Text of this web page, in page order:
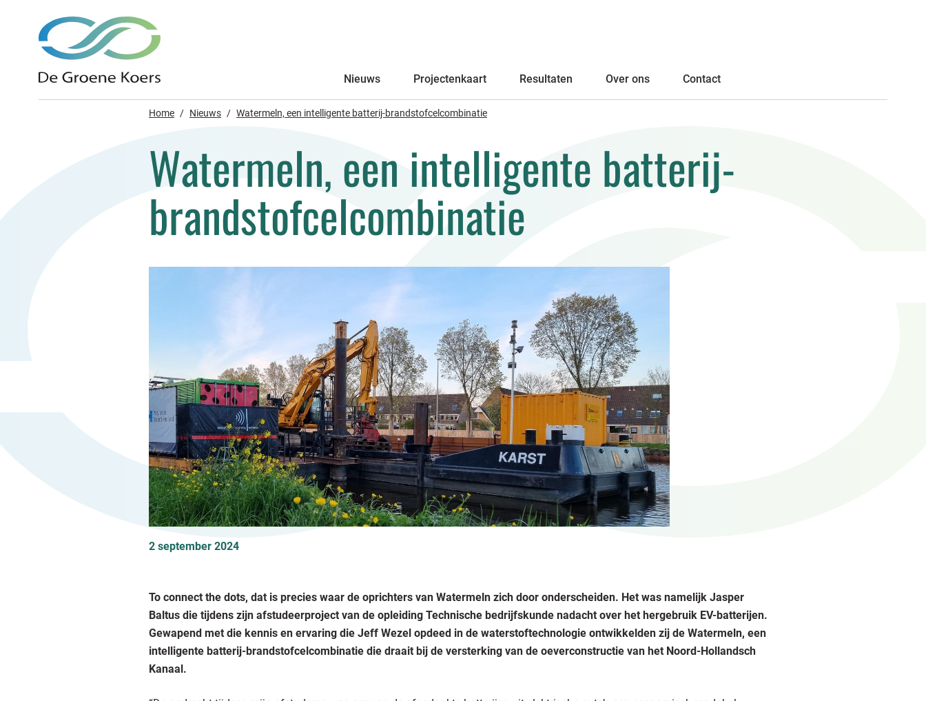
Nieuws
Projectenkaart Resultaten Over ons Contact
Home / Nieuws / Watermeln, een intelligente batterij-brandstofcelcombinatie
Watermeln, een intelligente batterij-
brandstofcelcombinatie
2 september 2024
To connect the dots, dat is precies waar de oprichters van Watermeln zich door onderscheiden. Het was namelijk Jasper
Baltus die tijdens zijn afstudeerproject van de opleiding Technische bedrijfskunde nadacht over het hergebruik EV-batterijen.
Gewapend met die kennis en ervaring die Jeff Wezel opdeed in de waterstoftechnologie ontwikkelden zij de Watermeln, een
intelligente batterij-brandstofcelcombinatie die draait bij de versterking van de oeverconstructie van het Noord-Hollandsch
Kanaal.